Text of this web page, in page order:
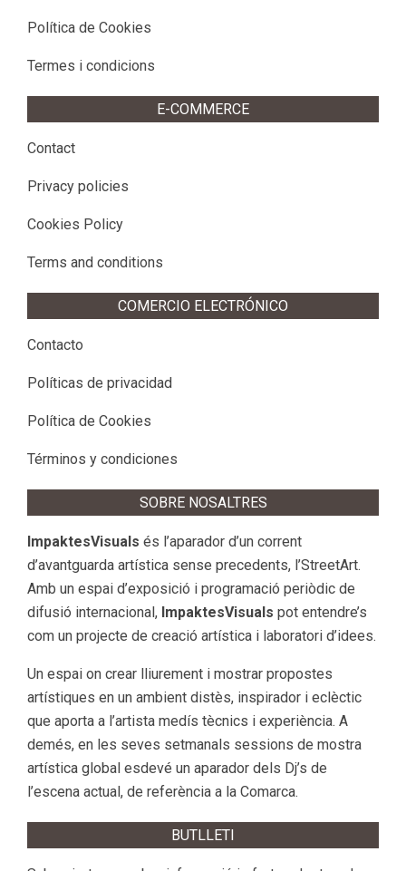
Política de Cookies
Termes i condicions
E-COMMERCE
Contact
Privacy policies
Cookies Policy
Terms and conditions
COMERCIO ELECTRÓNICO
Contacto
Políticas de privacidad
Política de Cookies
Términos y condiciones
SOBRE NOSALTRES
ImpaktesVisuals és l’aparador d’un corrent
d’avantguarda artística sense precedents, l’StreetArt.
Amb un espai d’exposició i programació periòdic de
difusió internacional, ImpaktesVisuals pot entendre’s
com un projecte de creació artística i laboratori d’idees.
Un espai on crear lliurement i mostrar propostes
artístiques en un ambient distès, inspirador i eclèctic
que aporta a l’artista medís tècnics i experiència. A
demés, en les seves setmanals sessions de mostra
artística global esdevé un aparador dels Dj’s de
l’escena actual, de referència a la Comarca.
BUTLLETI